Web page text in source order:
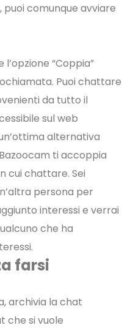
comunque avviare
“Coppia”
Puoi chattare
da tutto il
sul web
alternativa
ti accoppia
cui chattare. Sei
persona per
interessi e verrai
che ha
farsi
archivia la chat
che si vuole